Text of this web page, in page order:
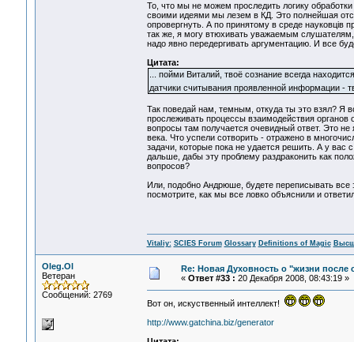
То, что мы не можем проследить логику
своими идеями мы лезем в КД. Это полнейшая
опровергнуть. А по принятому в среде
так же, я могу втюхивать уважаемым
надо явно передергивать аргументацию. И все
Цитата:
... пойми Виталий, твоё сознание всегда
датчики считывания проявленной информации -
Так поведай нам, темным, откуда ты это взял? Я
прослеживать процессы взаимодействия
вопросы там получается очевидный ответ. Это не
века. Что успели сотворить - отражено в
задачи, которые пока не удается решить. А у вас
дальше, дабы эту проблему раздраконить как
вопросов?
Или, подобно Андрюше, будете переписывать
посмотрите, как мы все ловко объяснили и
Vitaliy: SCIES Forum Glossary Definitions of Magic
Oleg.Ol
Ветеран
Сообщений: 2769
Re: Новая Духовность о "жизни после
« Ответ #33 : 20 Декабря 2008, 08:43:19 »
Вот он, искуственный интеллект!
http://www.gatchina.biz/generator